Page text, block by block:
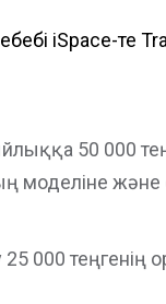
iSpace-те
50 000
моделіне және
000 теңгенің